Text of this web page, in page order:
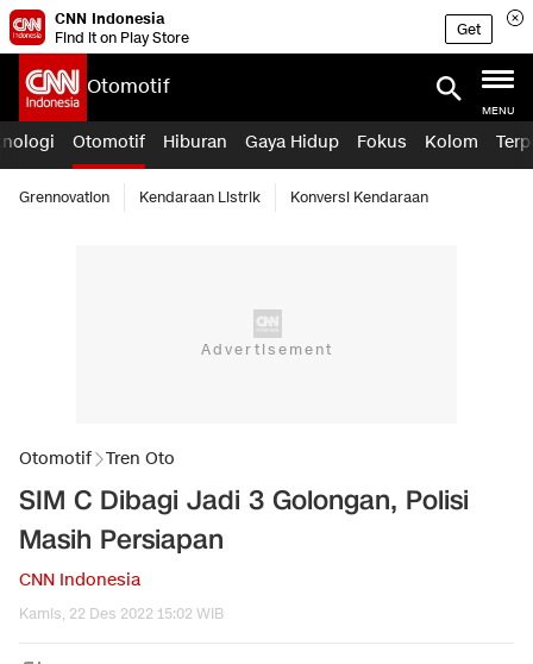
CNN Indonesia
Find it on Play Store
Get
Otomotif
MENU
Otomotif Hiburan Gaya Hidup Fokus Kolom
Grennovation Kendaraan Listrik Konversi Kendaraan
Otomotif Tren Oto
SIM C Dibagi Jadi 3 Golongan, Polisi
Masih Persiapan
CNN Indonesia
Kamis, 22 Des 2022 15:02 WIB